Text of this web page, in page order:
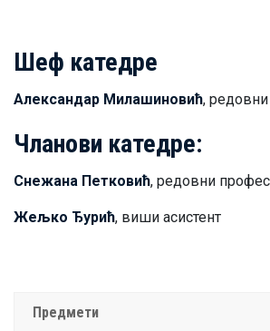
Шеф катедре
Александар Милашиновић,
Чланови катедре:
Снежана Петковић, редовни
Жељко Ђурић, виши асистент
Предмети